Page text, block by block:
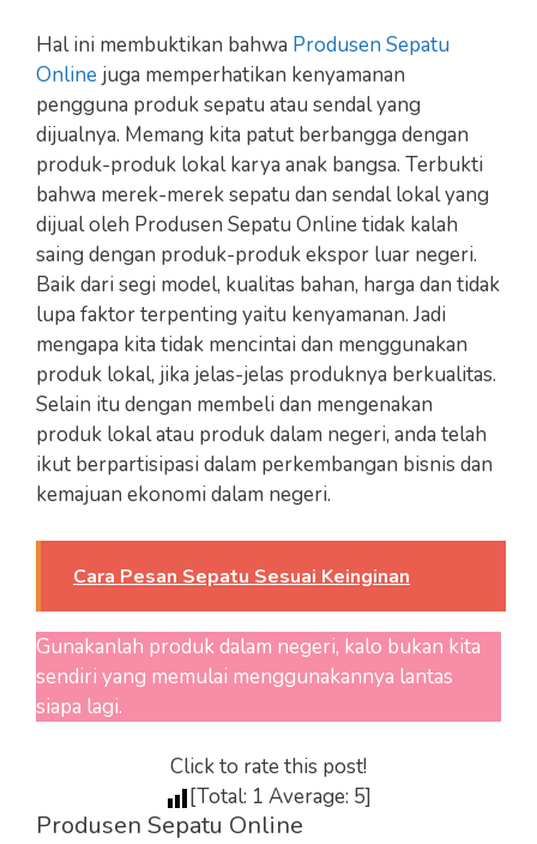
Hal ini membuktikan bahwa Produsen Sepatu
Online juga memperhatikan kenyamanan
pengguna produk sepatu atau sendal yang
dijualnya. Memang kita patut berbangga dengan
produk-produk lokal karya anak bangsa. Terbukti
bahwa merek-merek sepatu dan sendal lokal yang
dijual oleh Produsen Sepatu Online tidak kalah
saing dengan produk-produk ekspor luar negeri.
Baik dari segi model, kualitas bahan, harga dan tidak
lupa faktor terpenting yaitu kenyamanan. Jadi
mengapa kita tidak mencintai dan menggunakan
produk lokal, jika jelas-jelas produknya berkualitas.
Selain itu dengan membeli dan mengenakan
produk lokal atau produk dalam negeri, anda telah
ikut berpartisipasi dalam perkembangan bisnis dan
kemajuan ekonomi dalam negeri.
Cara Pesan Sepatu Sesuai Keinginan
Gunakanlah produk dalam negeri, kalo bukan kita
sendiri yang memulai menggunakannya lantas
siapa lagi.
Click to rate this post!
[Total: 1 Average: 5]
Produsen Sepatu Online